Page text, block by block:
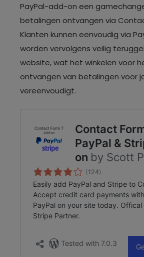
PayPal-add-on een
betalingen ontvangen via
Klanten kunnen eenvoudig via
worden vervolgens veilig
website, wat het winkelen voor
ontvangen van betalingen voor
vereenvoudigt.